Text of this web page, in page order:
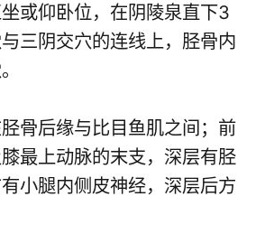
坐或仰卧位，在阴陵泉直下3
三阴交穴的连线上，胫骨内
胫骨后缘与比目鱼肌之间；前
最上动脉的末支，深层有胫
小腿内侧皮神经，深层后方